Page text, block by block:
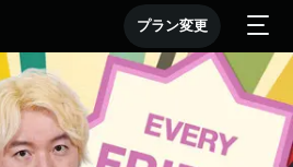
プラン変更